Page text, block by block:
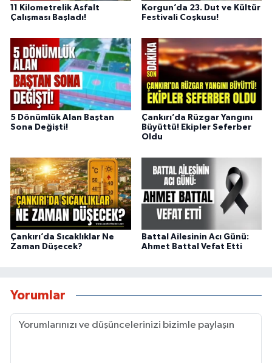
11 Kilometrelik Asfalt
Çalışması Başladı!
Korgun’da 23. Dut ve Kültür
Festivali Coşkusu!
5 Dönümlük Alan Baştan
Sona Değişti!
Çankırı’da Rüzgar Yangını
Büyüttü! Ekipler Seferber
Oldu
Çankırı’da Sıcaklıklar Ne
Zaman Düşecek?
Battal Ailesinin Acı Günü:
Ahmet Battal Vefat Etti
Yorumlar